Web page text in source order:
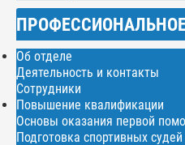
Об отделе
Деятельность и контакты
Сотрудники
Повышение квалификации
Основы оказания первой
Подготовка спортивных